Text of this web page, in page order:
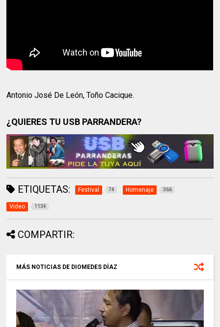
Antonio José De León, Toño Cacique.
¿QUIERES TU USB PARRANDERA?
ETIQUETAS: Festival 74 Homenaje 366
Video 1134
COMPARTIR:
MÁS NOTICIAS DE DIOMEDES DÍAZ